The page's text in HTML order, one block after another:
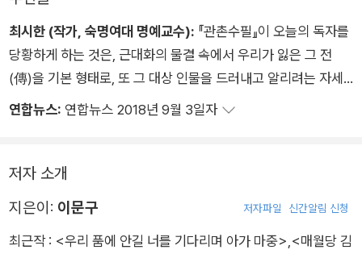
최시한 (작가, 숙명여대 명예교수): 『관촌수필』이 오늘의 독자를
당황하게 하는 것은, 근대화의 물결 속에서 우리가 잃은 그 전
(傳)을 기본 형태로, 또 그 대상 인물을 드러내고 알리려는 자세
로 글쓰기가 이루어졌기 때문이다. 적어도 이 작품에서, 이문구는
서구적 근대소설만을 소설의 주류로 여겨온 문학사적 흐름에 대
담겨 있다.
연합뉴스: 연합뉴스 2018년 9월 3일자
저자 소개
지은이: 이문구 저자파일 신간알림 신청
최근작 : <우리 품에 안길 너를 기다리며 아가 마중> <매월당 김